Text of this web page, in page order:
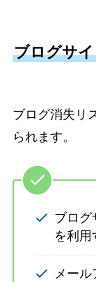
ブログサ
ブログ消失リ
られます。
ブログ
を利用
メール